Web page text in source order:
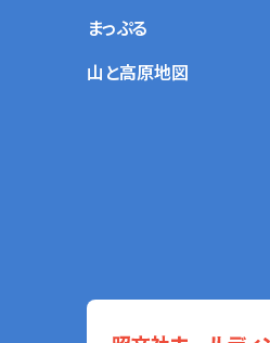
まっぷる
山と高原地図